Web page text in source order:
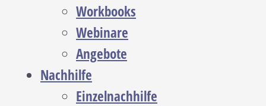
Workbooks
Webinare
Angebote
Nachhilfe
Einzelnachhilfe